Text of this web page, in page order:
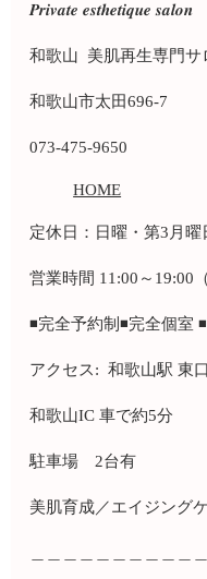
𝑷𝒓𝒊𝒗𝒂𝒕𝒆 𝒆𝒔𝒕𝒉𝒆𝒕𝒊𝒒𝒖𝒆 𝒔𝒂𝒍𝒐𝒏
和歌山 美肌再生専門サ
和歌山市太田696-7
073-475-9650
HOME
定休日：日曜・第3月
営業時間 11:00～19:00
◾️完全予約制◾️完全個室
アクセス: 和歌山駅 東
和歌山IC 車で約5分
駐車場 2台有
美肌育成／エイジング